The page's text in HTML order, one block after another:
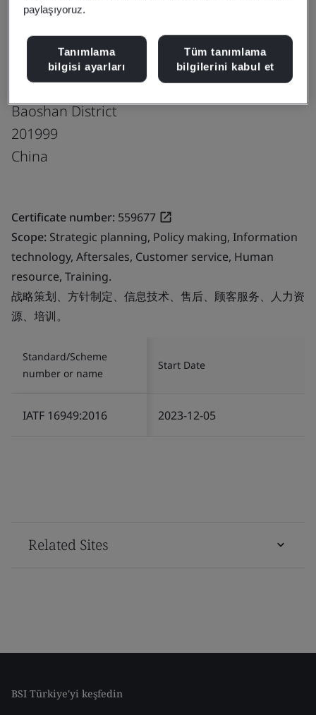
Shanghai Baosteel International
Economic & Trading Co., Ltd.
15th/17th Floor
No. 151 Mohe Road
Baoshan District
201999
China
Certificate number: 559677
Scope: Strategic planning, Policy making, Information
technology, Aftersales, Customer service, Human
resource, Training.
战略策划、方针制定、信息技术、售后、顾客服务、人力资
源、培训。
Standard/Scheme
number or name
Start Date
IATF 16949:2016 2023-12-05
Related Sites
BSI Türkiye'yi keşfedin
paylaşıyoruz.
Tanımlama
bilgisi ayarları
Tüm tanımlama
bilgilerini kabul et